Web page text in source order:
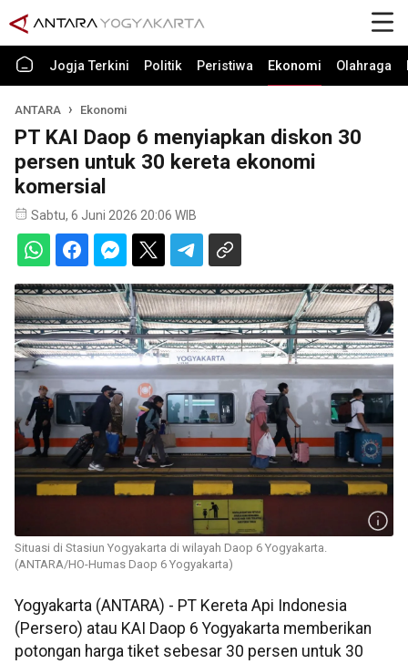
Jogja Terkini Politik Peristiwa Ekonomi Olahraga
ANTARA Ekonomi
PT KAI Daop 6 menyiapkan diskon 30
persen untuk 30 kereta ekonomi
komersial
Sabtu, 6 Juni 2026 20:06 WIB
Situasi di Stasiun Yogyakarta di wilayah Daop 6 Yogyakarta.
(ANTARA/HO-Humas Daop 6 Yogyakarta)
Yogyakarta (ANTARA) - PT Kereta Api Indonesia
(Persero) atau KAI Daop 6 Yogyakarta memberikan
potongan harga tiket sebesar 30 persen untuk 30